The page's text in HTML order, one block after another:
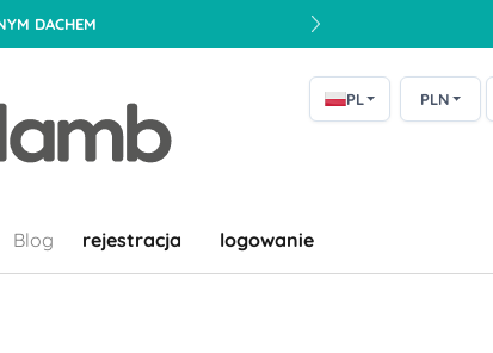
DACHEM
PL PLN
Blog rejestracja logowanie